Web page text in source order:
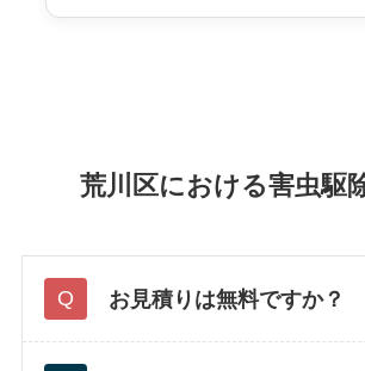
荒川区における害虫駆
お見積りは無料ですか？